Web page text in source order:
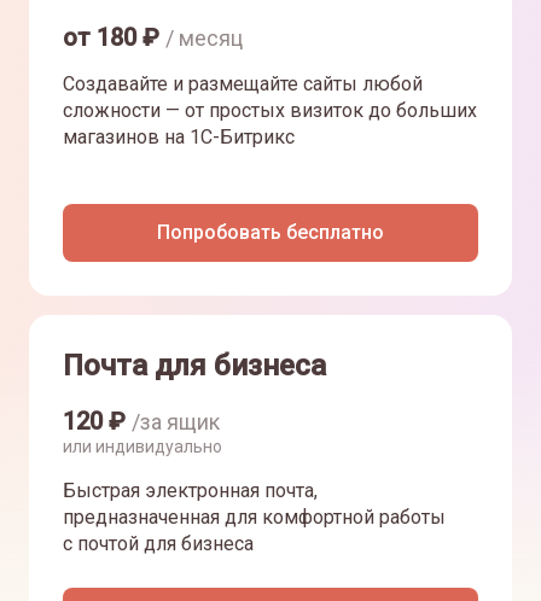
от 180₽ / месяц
Создавайте и размещайте сайты любой
сложности — от простых визиток до больших
магазинов на 1С-Битрикс
Попробовать бесплатно
Почта для бизнеса
120₽ /за ящик
или индивидуально
Быстрая электронная почта,
предназначенная для комфортной работы
с почтой для бизнеса